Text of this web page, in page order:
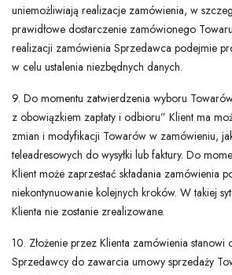
uniemożliwiają realizacje zamówienia, w
prawidłowe dostarczenie zamówionego
realizacji zamówienia Sprzedawca podejmie
w celu ustalenia niezbędnych danych.
9. Do momentu zatwierdzenia wyboru
z obowiązkiem zapłaty i odbioru” Klient ma
zmian i modyfikacji Towarów w zamówieniu,
teleadresowych do wysyłki lub faktury. Do
Klient może zaprzestać składania zamówienia
niekontynuowanie kolejnych kroków. W takiej
Klienta nie zostanie zrealizowane.
10. Złożenie przez Klienta zamówienia stanowi
Sprzedawcy do zawarcia umowy sprzedaży